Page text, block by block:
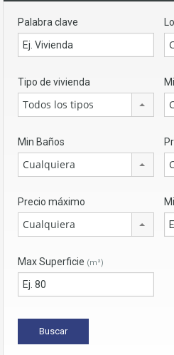
Palabra clave
Tipo de vivienda
Todos los tipos
Min Baños
Cualquiera
Precio máximo
Cualquiera
Max Superficie (m²)